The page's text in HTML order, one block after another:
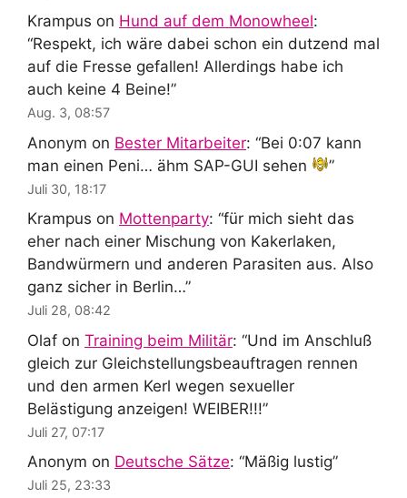
Krampus on Hund auf dem Monowheel:
“Respekt, ich wäre dabei schon ein dutzend mal
auf die Fresse gefallen! Allerdings habe ich
auch keine 4 Beine!”
Aug. 3, 08:57
Anonym on Bester Mitarbeiter: “Bei 0:07 kann
man einen Peni… ähm SAP-GUI sehen
”
Juli 30, 18:17
Krampus on Mottenparty: “für mich sieht das
eher nach einer Mischung von Kakerlaken,
Bandwürmern und anderen Parasiten aus. Also
ganz sicher in Berlin…”
Juli 28, 08:42
Olaf on Training beim Militär: “Und im Anschluß
gleich zur Gleichstellungsbeauftragen rennen
und den armen Kerl wegen sexueller
Belästigung anzeigen! WEIBER!!!”
Juli 27, 07:17
Anonym on Deutsche Sätze: “Mäßig lustig”
Juli 25, 23:33